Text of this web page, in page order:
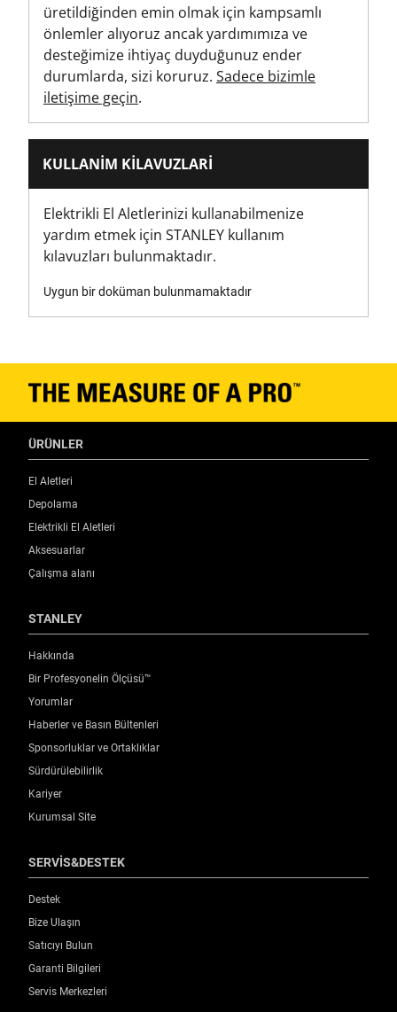
üretildiğinden emin olmak için kampsamlı
önlemler alıyoruz ancak yardımımıza ve
desteğimize ihtiyaç duyduğunuz ender
durumlarda, sizi koruruz. Sadece bizimle
iletişime geçin.
KULLANIM KILAVUZLARI
Elektrikli El Aletlerinizi kullanabilmenize
yardım etmek için STANLEY kullanım
kılavuzları bulunmaktadır.
Uygun bir doküman bulunmamaktadır
ÜRÜNLER
El Aletleri
Depolama
Elektrikli El Aletleri
Aksesuarlar
Çalışma alanı
STANLEY
Hakkında
Bir Profesyonelin Ölçüsü™
Yorumlar
Haberler ve Basın Bültenleri
Sponsorluklar ve Ortaklıklar
Sürdürülebilirlik
Kariyer
Kurumsal Site
SERVİS&DESTEK
Destek
Bize Ulaşın
Satıcıyı Bulun
Garanti Bilgileri
Servis Merkezleri